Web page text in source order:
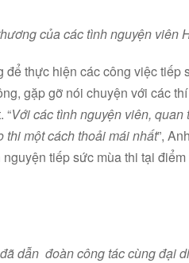
của các tình nguyện viên
thực hiện các công việc tiếp
gặp gỡ nói chuyện với các
“Với các tình nguyện viên,
thi một cách thoải mái nhất”,
tiếp sức mùa thi tại
dẫn đoàn công tác cùng đại